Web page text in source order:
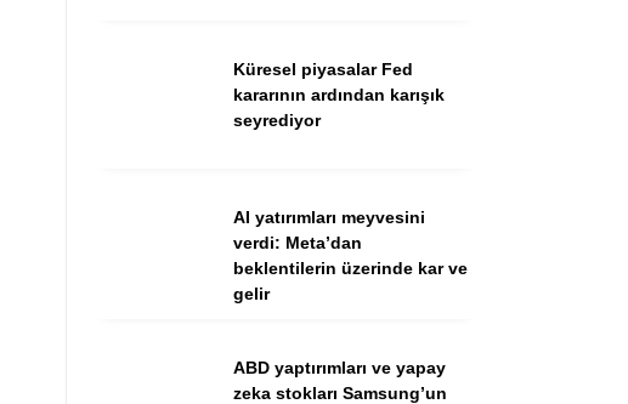
Facebook
Küresel piyasalar Fed
kararının ardından karışık
seyrediyor
AI yatırımları meyvesini
verdi: Meta’dan
beklentilerin üzerinde kar ve
gelir
ABD yaptırımları ve yapay
zeka stokları Samsung’un